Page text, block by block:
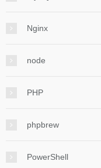
Nginx
node
PHP
phpbrew
PowerShell